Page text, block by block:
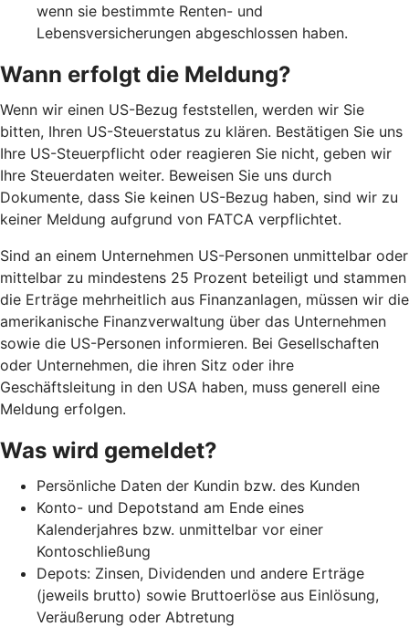
wenn sie bestimmte Renten- und
Lebensversicherungen abgeschlossen haben.
Wann erfolgt die Meldung?
Wenn wir einen US-Bezug feststellen, werden wir Sie
bitten, Ihren US-Steuerstatus zu klären. Bestätigen Sie uns
Ihre US-Steuerpflicht oder reagieren Sie nicht, geben wir
Ihre Steuerdaten weiter. Beweisen Sie uns durch
Dokumente, dass Sie keinen US-Bezug haben, sind wir zu
keiner Meldung aufgrund von FATCA verpflichtet.
Sind an einem Unternehmen US-Personen unmittelbar oder
mittelbar zu mindestens 25 Prozent beteiligt und stammen
die Erträge mehrheitlich aus Finanzanlagen, müssen wir die
amerikanische Finanzverwaltung über das Unternehmen
sowie die US-Personen informieren. Bei Gesellschaften
oder Unternehmen, die ihren Sitz oder ihre
Geschäftsleitung in den USA haben, muss generell eine
Meldung erfolgen.
Was wird gemeldet?
Persönliche Daten der Kundin bzw. des Kunden
Konto- und Depotstand am Ende eines
Kalenderjahres bzw. unmittelbar vor einer
Kontoschließung
Depots: Zinsen, Dividenden und andere Erträge
(jeweils brutto) sowie Bruttoerlöse aus Einlösung,
Veräußerung oder Abtretung